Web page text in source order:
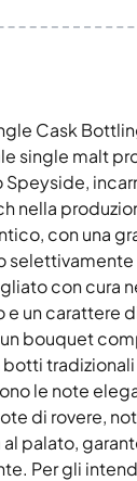
Cask
single malt
nella
con una
con cura
un carattere
bouquet
tradizionali
le note
di rovere,
palato,
Per gli